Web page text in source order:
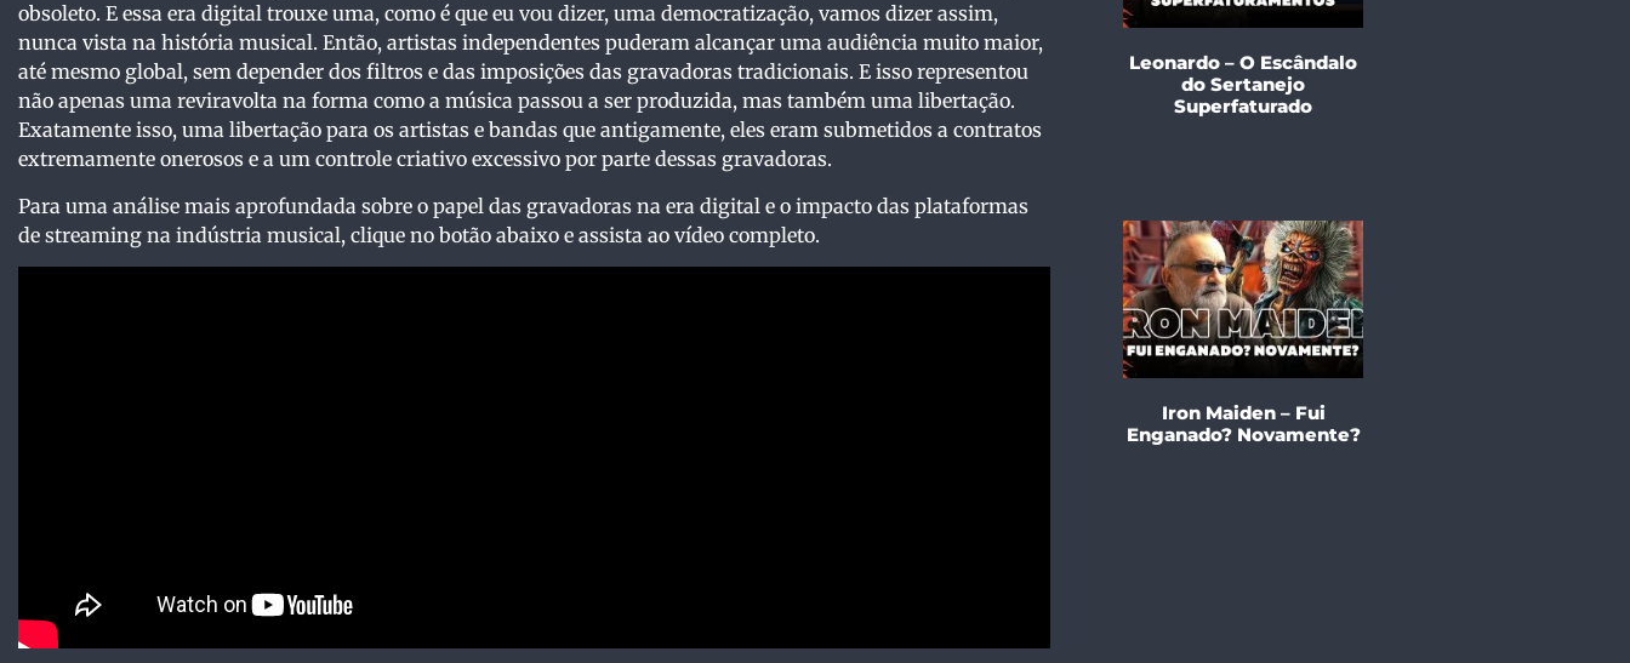
obsoleto. E essa era digital trouxe uma, como é que eu vou dizer, uma democratização, vamos dizer assim,
nunca vista na história musical. Então, artistas independentes puderam alcançar uma audiência muito maior,
até mesmo global, sem depender dos filtros e das imposições das gravadoras tradicionais. E isso representou
não apenas uma reviravolta na forma como a música passou a ser produzida, mas também uma libertação.
Exatamente isso, uma libertação para os artistas e bandas que antigamente, eles eram submetidos a contratos
extremamente onerosos e a um controle criativo excessivo por parte dessas gravadoras.
Para uma análise mais aprofundada sobre o papel das gravadoras na era digital e o impacto das plataformas
de streaming na indústria musical, clique no botão abaixo e assista ao vídeo completo.
Leonardo – O Escândalo
do Sertanejo
Superfaturado
Iron Maiden – Fui
Enganado? Novamente?